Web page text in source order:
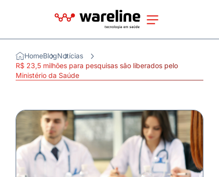
HomeBlogNotícias
R$ 23,5 milhões para pesquisas são liberados pelo
Ministério da Saúde